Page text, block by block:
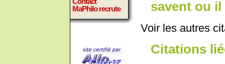
MaPhilo recrute
savent ou
Voir les autres
Citations